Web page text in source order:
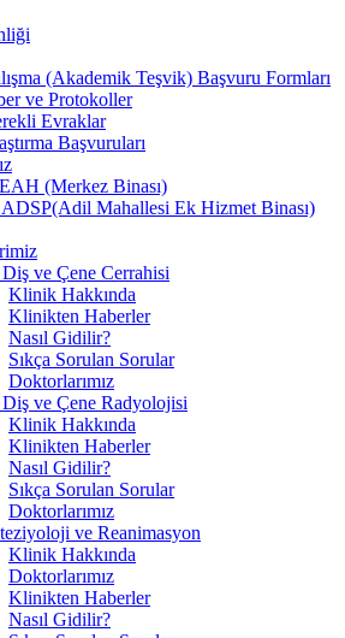
(Akademik Teşvik) Başvuru Formları
ve Protokoller
Evraklar
Başvuruları
(Merkez Binası)
Mahallesi Ek Hizmet Binası)
Diş ve Çene Cerrahisi
Klinik Hakkında
Klinikten Haberler
Nasıl Gidilir?
Sıkça Sorulan Sorular
Doktorlarımız
Diş ve Çene Radyolojisi
Klinik Hakkında
Klinikten Haberler
Nasıl Gidilir?
Sıkça Sorulan Sorular
Doktorlarımız
ve Reanimasyon
Klinik Hakkında
Doktorlarımız
Klinikten Haberler
Nasıl Gidilir?